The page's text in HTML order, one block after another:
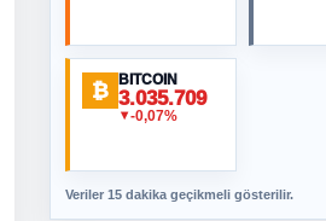
Fahişeye beyinli bir
SAVAŞ ŞAHİN
₿ BITCOIN
3.035.709
▼-0,07%
Veriler 15 dakika geçikmeli gösterilir.